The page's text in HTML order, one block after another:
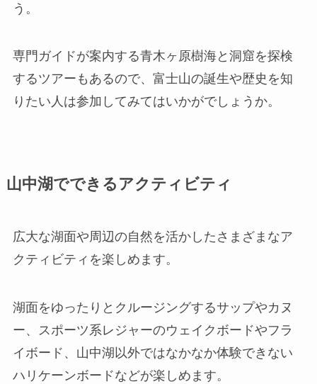
う。
専門ガイドが案内する青木ヶ原樹海と洞窟を探検
するツアーもあるので、富士山の誕生や歴史を知
りたい人は参加してみてはいかがでしょうか。
山中湖でできるアクティビティ
広大な湖面や周辺の自然を活かしたさまざまなア
クティビティを楽しめます。
湖面をゆったりとクルージングするサップやカヌ
ー、スポーツ系レジャーのウェイクボードやフラ
イボード、山中湖以外ではなかなか体験できない
ハリケーンボードなどが楽しめます。